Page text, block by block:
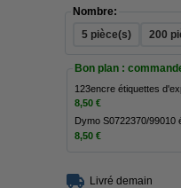
Nombre:
5 pièce(s)
200
Bon plan :
8,50 €
Dymo S0722370/
8,50 €
Livré demain